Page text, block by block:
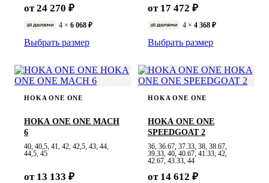
от 24 270 ₽
4 × 6 068 ₽
Выбрать размер
от 17 472 ₽
4 × 4 368 ₽
Выбрать размер
HOKA ONE ONE
HOKA ONE ONE MACH
6
40, 40,5, 41, 42, 42,5, 43, 44,
44,5, 45
от 13 133 ₽
HOKA ONE ONE
HOKA ONE ONE
SPEEDGOAT 2
36, 36.67, 37.33, 38, 38.67,
39.33, 40, 40.67, 41.33, 42,
42.67, 43.33, 44
от 14 612 ₽